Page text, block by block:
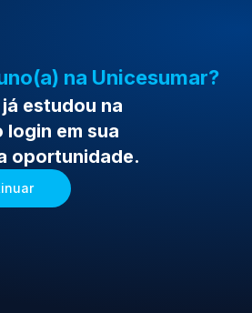
na Unicesumar?
estudou na
login em sua
oportunidade.